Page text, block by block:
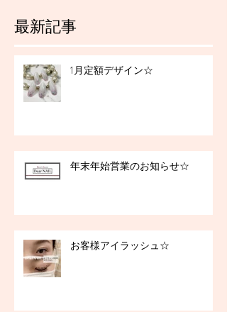
最新記事
1月定額デザイン☆
年末年始営業のお知らせ☆
お客様アイラッシュ☆